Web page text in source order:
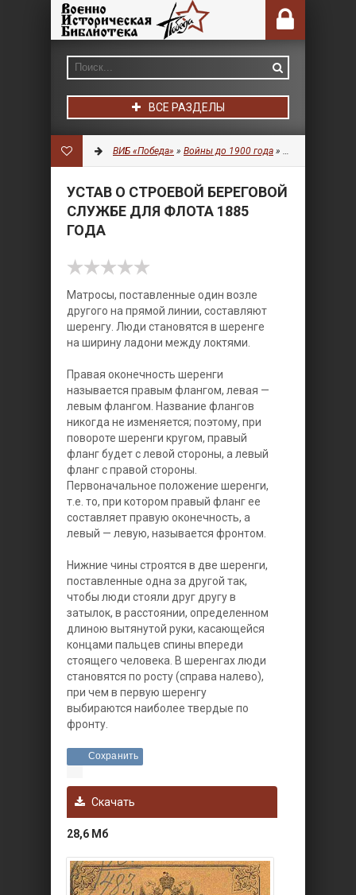
ВСЕ РАЗДЕЛЫ
ВИБ «Победа» » Войны до 1900 года » Военное дело
УСТАВ О СТРОЕВОЙ БЕРЕГОВОЙ
СЛУЖБЕ ДЛЯ ФЛОТА 1885
ГОДА
Матросы, поставленные один возле
другого на прямой линии, составляют
шеренгу. Люди становятся в шеренге
на ширину ладони между локтями.
Правая оконечность шеренги
называется правым флангом, левая —
левым флангом. Название флангов
никогда не изменяется; поэтому, при
повороте шеренги кругом, правый
фланг будет с левой стороны, а левый
фланг с правой стороны.
Первоначальное положение шеренги,
т.е. то, при котором правый фланг ее
составляет правую оконечность, а
левый — левую, называется фронтом.
Нижние чины строятся в две шеренги,
поставленные одна за другой так,
чтобы люди стояли друг другу в
затылок, в расстоянии, определенном
длиною вытянутой руки, касающейся
концами пальцев спины впереди
стоящего человека. В шеренгах люди
становятся по росту (справа налево),
при чем в первую шеренгу
выбираются наиболее твердые по
фронту.
Сохранить
Скачать
28,6 Мб